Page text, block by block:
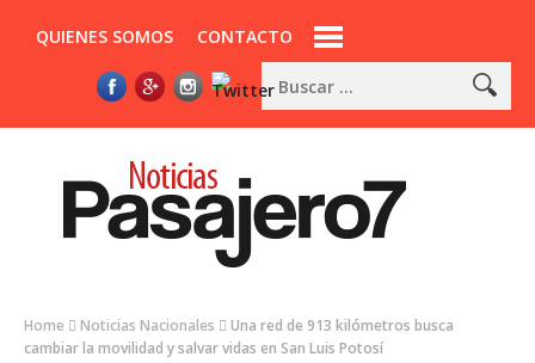
QUIENES SOMOS CONTACTO
Home Noticias Nacionales
Una red de 913 kilómetros busca
cambiar la movilidad y salvar vidas en San Luis Potosí